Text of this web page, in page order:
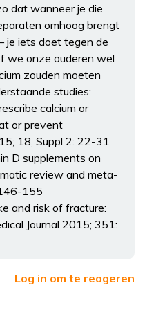
dat wanneer je die
omhoog brengt
je iets doet tegen de
we onze ouderen wel
zouden moeten
studies:
calcium or
or prevent
18, Suppl 2: 22-31
D supplements on
review and meta-
155
and risk of fracture:
Journal 2015; 351:
Log in om te reageren